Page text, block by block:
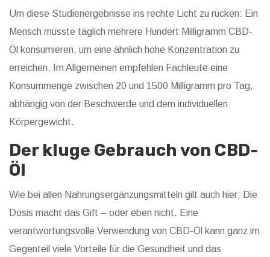
Um diese Studienergebnisse ins rechte Licht zu rücken: Ein
Mensch müsste täglich mehrere Hundert Milligramm CBD-
Öl konsumieren, um eine ähnlich hohe Konzentration zu
erreichen. Im Allgemeinen empfehlen Fachleute eine
Konsummenge zwischen 20 und 1500 Milligramm pro Tag,
abhängig von der Beschwerde und dem individuellen
Körpergewicht.
Der kluge Gebrauch von CBD-
Öl
Wie bei allen Nahrungsergänzungsmitteln gilt auch hier: Die
Dosis macht das Gift – oder eben nicht. Eine
verantwortungsvolle Verwendung von CBD-Öl kann ganz im
Gegenteil viele Vorteile für die Gesundheit und das